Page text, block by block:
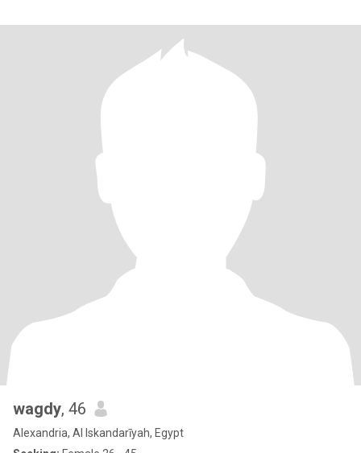
wagdy, 46
Alexandria, Al Iskandarīyah, Egypt